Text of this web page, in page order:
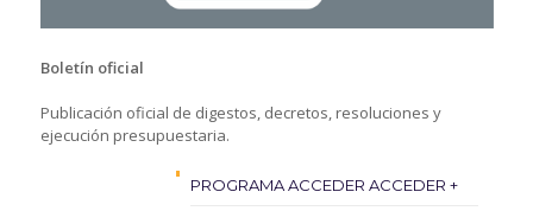
Boletín oficial
Publicación oficial de digestos, decretos, resoluciones y
ejecución presupuestaria.
PROGRAMA ACCEDER ACCEDER +